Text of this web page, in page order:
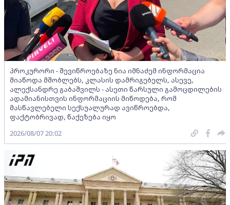
პროკურორი - შევიწროებაზე ნია იმნაძემ ინფორმაცია
მიაწოდა მშობლებს, კლასის დამრიგებელს, ასევე,
ალექსანდრე გაბაშვილს - ასეთი წარსული გამოცდილების
ადამიანისთვის ინფორმაციის მიწოდება, რომ
მასწავლებელი სექსუალურად ავიწროებდა,
ფაქტობრივად, წაქეზება იყო
2026/08/07 20:02